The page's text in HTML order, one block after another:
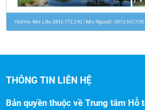
THÔNG TIN LIÊN HỆ
Bản quyền thuộc về Trung tâm Hỗ